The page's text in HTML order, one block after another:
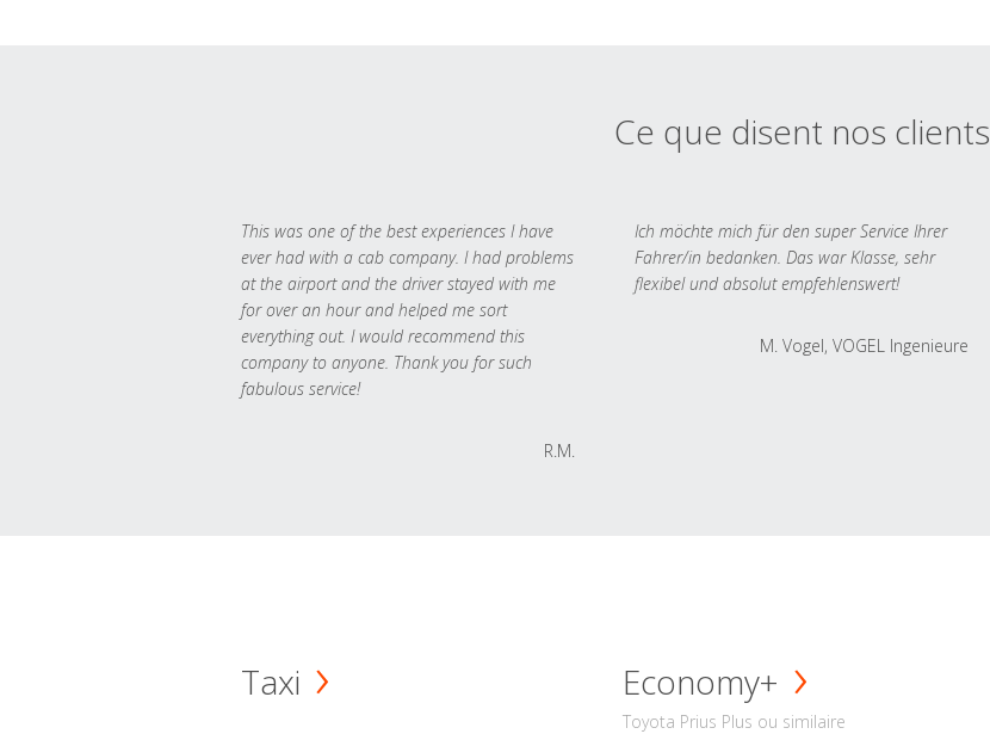
Ce que disent nos clients
This was one of the best experiences I have
ever had with a cab company. I had problems
at the airport and the driver stayed with me
for over an hour and helped me sort
everything out. I would recommend this
company to anyone. Thank you for such
fabulous service!
R.M.
Ich möchte mich für den super Service Ihrer
Fahrer/in bedanken. Das war Klasse, sehr
flexibel und absolut empfehlenswert!
M. Vogel, VOGEL Ingenieure
Taxi Economy+
Toyota Prius Plus ou similaire